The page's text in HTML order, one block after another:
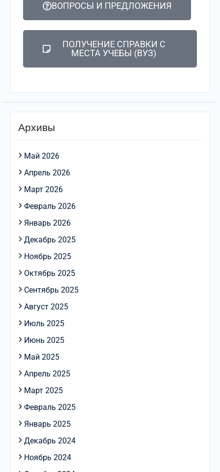
ВОПРОСЫ И ПРЕДЛОЖЕНИЯ
ПОЛУЧЕНИЕ СПРАВКИ С
МЕСТА УЧЕБЫ (ВУЗ)
Архивы
Май 2026
Апрель 2026
Март 2026
Февраль 2026
Январь 2026
Декабрь 2025
Ноябрь 2025
Октябрь 2025
Сентябрь 2025
Август 2025
Июль 2025
Июнь 2025
Май 2025
Апрель 2025
Март 2025
Февраль 2025
Январь 2025
Декабрь 2024
Ноябрь 2024